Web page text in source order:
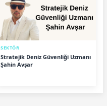
SEKTÖR
Stratejik Deniz Güvenliği Uzmanı
Şahin Avşar